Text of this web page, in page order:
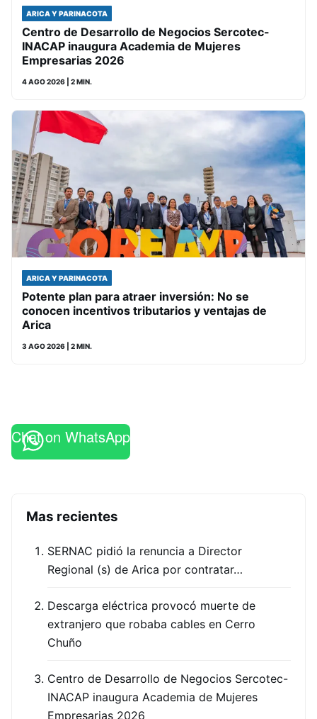
ARICA Y PARINACOTA
Centro de Desarrollo de Negocios Sercotec-
INACAP inaugura Academia de Mujeres
Empresarias 2026
4 AGO 2026 | 2 MIN.
ARICA Y PARINACOTA
Potente plan para atraer inversión: No se
conocen incentivos tributarios y ventajas de
Arica
3 AGO 2026 | 2 MIN.
Chat on WhatsApp
Mas recientes
SERNAC pidió la renuncia a Director
Regional (s) de Arica por contratar…
Descarga eléctrica provocó muerte de
extranjero que robaba cables en Cerro
Chuño
Centro de Desarrollo de Negocios Sercotec-
INACAP inaugura Academia de Mujeres
Empresarias 2026